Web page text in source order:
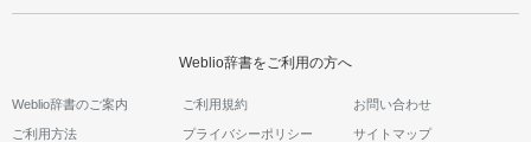
Weblio辞書をご利用の方へ
Weblio辞書のご案内 ご利用規約 お問い合わせ
ご利用方法 プライバシーポリシー サイトマップ